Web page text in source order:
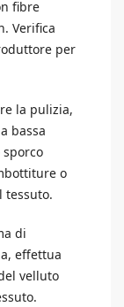
fibre
Verifica
per
la pulizia,
bassa
o
tessuto.
di
effettua
velluto